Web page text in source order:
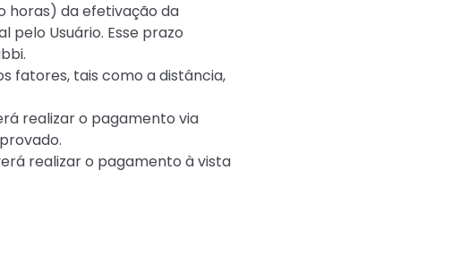
horas) da efetivação da
Usuário. Esse prazo
fatores, tais como a distância,
realizar o pagamento via
realizar o pagamento à vista